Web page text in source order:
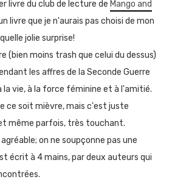
livre du club de lecture de Mango and
livre que je n'aurais pas choisi de mon
jolie surprise!
(bien moins trash que celui du dessus)
les affres de la Seconde Guerre
la vie, à la force féminine et à l'amitié.
ce soit mièvre, mais c'est juste
même parfois, très touchant.
on ne soupçonne pas une
écrit à 4 mains, par deux auteurs qui